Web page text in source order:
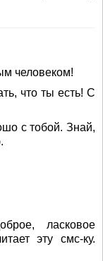
человеком!
что ты есть! С
с тобой. Знай,
ласковое
эту смс-ку.